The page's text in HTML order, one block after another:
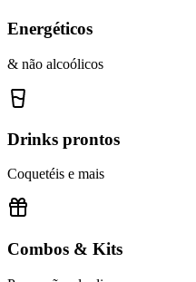
Energéticos
& não alcoólicos
Drinks prontos
Coquetéis e mais
Combos & Kits